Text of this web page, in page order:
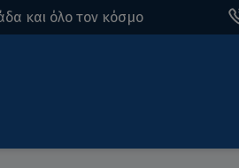
και όλο τον κόσμο